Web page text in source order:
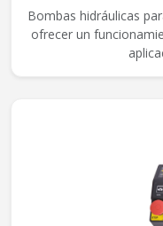
Bombas hidráulicas
ofrecer un